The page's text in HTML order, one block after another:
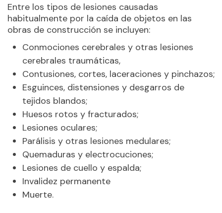
Entre los tipos de lesiones causadas
habitualmente por la caída de objetos en las
obras de construcción se incluyen:
Conmociones cerebrales y otras lesiones
cerebrales traumáticas,
Contusiones, cortes, laceraciones y pinchazos;
Esguinces, distensiones y desgarros de
tejidos blandos;
Huesos rotos y fracturados;
Lesiones oculares;
Parálisis y otras lesiones medulares;
Quemaduras y electrocuciones;
Lesiones de cuello y espalda;
Invalidez permanente
Muerte.